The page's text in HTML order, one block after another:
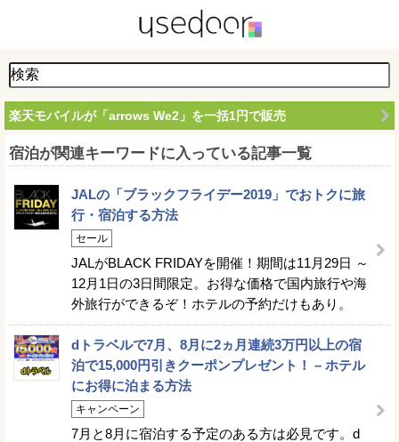
楽天モバイルが「arrows We2」を一括1円で販売
宿泊が関連キーワードに入っている記事一覧
JALの「ブラックフライデー2019」でおトクに旅
行・宿泊する方法
セール
JALがBLACK FRIDAYを開催！期間は11月29日 ～
12月1日の3日間限定。お得な価格で国内旅行や海
外旅行ができるぞ！ホテルの予約だけもあり。
dトラベルで7月、8月に2ヵ月連続3万円以上の宿
泊で15,000円引きクーポンプレゼント！ – ホテル
にお得に泊まる方法
キャンペーン
7月と8月に宿泊する予定のある方は必見です。d